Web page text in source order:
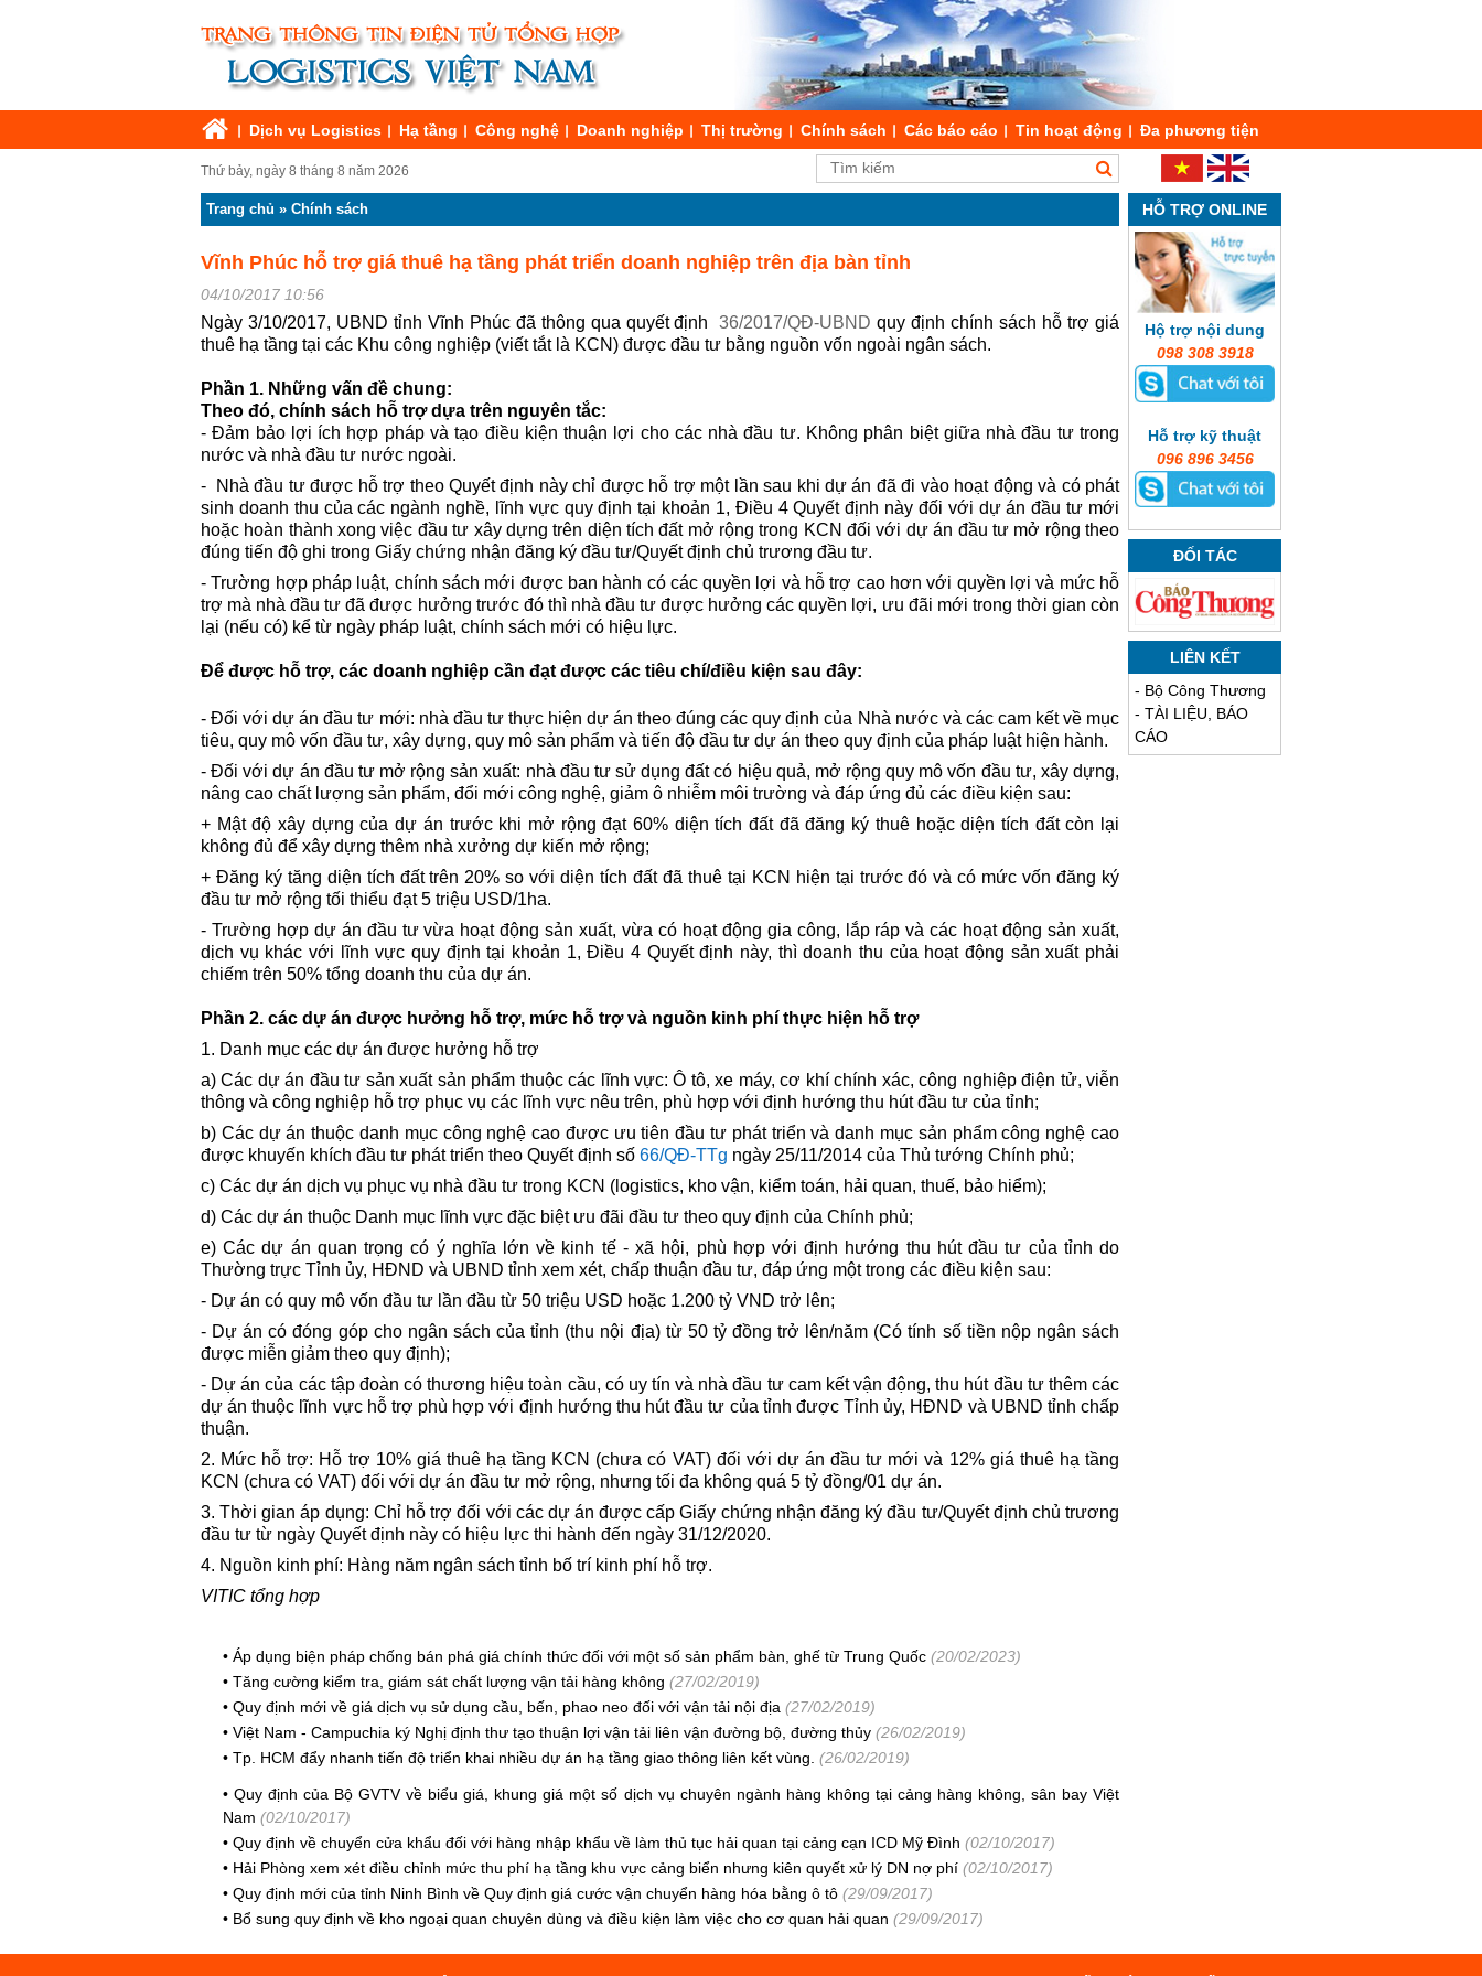
Dịch vụ Logistics Hạ tầng Công nghệ Doanh nghiệp Thị trường Chính sách Các báo cáo Tin hoạt động Đa phương tiện
Thứ bảy, ngày 8 tháng 8 năm 2026
Trang chủ » Chính sách
Vĩnh Phúc hỗ trợ giá thuê hạ tầng phát triển doanh nghiệp trên địa bàn tỉnh
04/10/2017 10:56
Ngày 3/10/2017, UBND tỉnh Vĩnh Phúc đã thông qua quyết định 36/2017/QĐ-UBNDquy định chính sách hỗ trợ giá
thuê hạ tầng tại các Khu công nghiệp (viết tắt là KCN) được đầu tư bằng nguồn vốn ngoài ngân sách.
Phần 1. Những vấn đề chung:
Theo đó, chính sách hỗ trợ dựa trên nguyên tắc:
- Đảm bảo lợi ích hợp pháp và tạo điều kiện thuận lợi cho các nhà đầu tư. Không phân biệt giữa nhà đầu tư trong
nước và nhà đầu tư nước ngoài.
- Nhà đầu tư được hỗ trợ theo Quyết định này chỉ được hỗ trợ một lần sau khi dự án đã đi vào hoạt động và có phát
sinh doanh thu của các ngành nghề, lĩnh vực quy định tại khoản 1, Điều 4 Quyết định này đối với dự án đầu tư mới
hoặc hoàn thành xong việc đầu tư xây dựng trên diện tích đất mở rộng trong KCN đối với dự án đầu tư mở rộng theo
đúng tiến độ ghi trong Giấy chứng nhận đăng ký đầu tư/Quyết định chủ trương đầu tư.
- Trường hợp pháp luật, chính sách mới được ban hành có các quyền lợi và hỗ trợ cao hơn với quyền lợi và mức hỗ
trợ mà nhà đầu tư đã được hưởng trước đó thì nhà đầu tư được hưởng các quyền lợi, ưu đãi mới trong thời gian còn
lại (nếu có) kể từ ngày pháp luật, chính sách mới có hiệu lực.
Để được hỗ trợ, các doanh nghiệp cần đạt được các tiêu chí/điều kiện sau đây:
- Đối với dự án đầu tư mới: nhà đầu tư thực hiện dự án theo đúng các quy định của Nhà nước và các cam kết về mục
tiêu, quy mô vốn đầu tư, xây dựng, quy mô sản phẩm và tiến độ đầu tư dự án theo quy định của pháp luật hiện hành.
- Đối với dự án đầu tư mở rộng sản xuất: nhà đầu tư sử dụng đất có hiệu quả, mở rộng quy mô vốn đầu tư, xây dựng,
nâng cao chất lượng sản phẩm, đổi mới công nghệ, giảm ô nhiễm môi trường và đáp ứng đủ các điều kiện sau:
+ Mật độ xây dựng của dự án trước khi mở rộng đạt 60% diện tích đất đã đăng ký thuê hoặc diện tích đất còn lại
không đủ để xây dựng thêm nhà xưởng dự kiến mở rộng;
+ Đăng ký tăng diện tích đất trên 20% so với diện tích đất đã thuê tại KCN hiện tại trước đó và có mức vốn đăng ký
đầu tư mở rộng tối thiểu đạt 5 triệu USD/1ha.
- Trường hợp dự án đầu tư vừa hoạt động sản xuất, vừa có hoạt động gia công, lắp ráp và các hoạt động sản xuất,
dịch vụ khác với lĩnh vực quy định tại khoản 1, Điều 4 Quyết định này, thì doanh thu của hoạt động sản xuất phải
chiếm trên 50% tổng doanh thu của dự án.
Phần 2. các dự án được hưởng hỗ trợ, mức hỗ trợ và nguồn kinh phí thực hiện hỗ trợ
1. Danh mục các dự án được hưởng hỗ trợ
a) Các dự án đầu tư sản xuất sản phẩm thuộc các lĩnh vực: Ô tô, xe máy, cơ khí chính xác, công nghiệp điện tử, viễn
thông và công nghiệp hỗ trợ phục vụ các lĩnh vực nêu trên, phù hợp với định hướng thu hút đầu tư của tỉnh;
b) Các dự án thuộc danh mục công nghệ cao được ưu tiên đầu tư phát triển và danh mục sản phẩm công nghệ cao
được khuyến khích đầu tư phát triển theo Quyết định số 66/QĐ-TTg ngày 25/11/2014 của Thủ tướng Chính phủ;
c) Các dự án dịch vụ phục vụ nhà đầu tư trong KCN (logistics, kho vận, kiểm toán, hải quan, thuế, bảo hiểm);
d) Các dự án thuộc Danh mục lĩnh vực đặc biệt ưu đãi đầu tư theo quy định của Chính phủ;
e) Các dự án quan trọng có ý nghĩa lớn về kinh tế - xã hội, phù hợp với định hướng thu hút đầu tư của tỉnh do
Thường trực Tỉnh ủy, HĐND và UBND tỉnh xem xét, chấp thuận đầu tư, đáp ứng một trong các điều kiện sau:
- Dự án có quy mô vốn đầu tư lần đầu từ 50 triệu USD hoặc 1.200 tỷ VND trở lên;
- Dự án có đóng góp cho ngân sách của tỉnh (thu nội địa) từ 50 tỷ đồng trở lên/năm (Có tính số tiền nộp ngân sách
được miễn giảm theo quy định);
- Dự án của các tập đoàn có thương hiệu toàn cầu, có uy tín và nhà đầu tư cam kết vận động, thu hút đầu tư thêm các
dự án thuộc lĩnh vực hỗ trợ phù hợp với định hướng thu hút đầu tư của tỉnh được Tỉnh ủy, HĐND và UBND tỉnh chấp
thuận.
2. Mức hỗ trợ: Hỗ trợ 10% giá thuê hạ tầng KCN (chưa có VAT) đối với dự án đầu tư mới và 12% giá thuê hạ tầng
KCN (chưa có VAT) đối với dự án đầu tư mở rộng, nhưng tối đa không quá 5 tỷ đồng/01 dự án.
3. Thời gian áp dụng: Chỉ hỗ trợ đối với các dự án được cấp Giấy chứng nhận đăng ký đầu tư/Quyết định chủ trương
đầu tư từ ngày Quyết định này có hiệu lực thi hành đến ngày 31/12/2020.
4. Nguồn kinh phí: Hàng năm ngân sách tỉnh bố trí kinh phí hỗ trợ.
VITIC tổng hợp
• Áp dụng biện pháp chống bán phá giá chính thức đối với một số sản phẩm bàn, ghế từ Trung Quốc (20/02/2023)
• Tăng cường kiểm tra, giám sát chất lượng vận tải hàng không (27/02/2019)
• Quy định mới về giá dịch vụ sử dụng cầu, bến, phao neo đối với vận tải nội địa (27/02/2019)
• Việt Nam - Campuchia ký Nghị định thư tạo thuận lợi vận tải liên vận đường bộ, đường thủy (26/02/2019)
• Tp. HCM đẩy nhanh tiến độ triển khai nhiều dự án hạ tầng giao thông liên kết vùng. (26/02/2019)
•Quy định của Bộ GVTV về biểu giá, khung giá một số dịch vụ chuyên ngành hàng không tại cảng hàng không, sân bay Việt
Nam (02/10/2017)
• Quy định về chuyển cửa khẩu đối với hàng nhập khẩu về làm thủ tục hải quan tại cảng cạn ICD Mỹ Đình (02/10/2017)
• Hải Phòng xem xét điều chỉnh mức thu phí hạ tầng khu vực cảng biển nhưng kiên quyết xử lý DN nợ phí (02/10/2017)
• Quy định mới của tỉnh Ninh Bình về Quy định giá cước vận chuyển hàng hóa bằng ô tô (29/09/2017)
• Bổ sung quy định về kho ngoại quan chuyên dùng và điều kiện làm việc cho cơ quan hải quan (29/09/2017)
HỖ TRỢ ONLINE
Hộ trợ nội dung
098 308 3918
Hỗ trợ kỹ thuật
096 896 3456
ĐỐI TÁC
LIÊN KẾT
- Bộ Công Thương
- TÀI LIỆU, BÁO
CÁO